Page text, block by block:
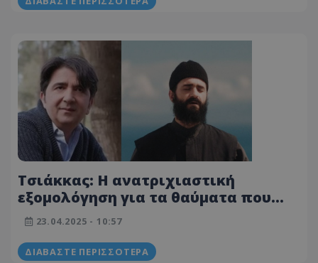
Τσιάκκας: Η ανατριχιαστική
εξομολόγηση για τα θαύματα που
έζησαν στα γυρίσματα του «Άγιου
Παϊσιου»
23.04.2025 - 10:57
ΔΙΑΒΆΣΤΕ ΠΕΡΙΣΣΌΤΕΡΑ